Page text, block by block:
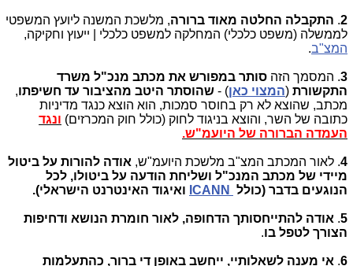
2
. התקבלה החלטה מאוד ברורה, מלשכת המשנה ליועץ המשפטי
לממשלה (משפט כלכלי) המחלקה למשפט כלכלי | ייעוץ וחקיקה,
המצ"ב.
3. המסמך הזה סותר במפורש את מכתב מנכ"ל משרד
התקשורת (המצוי כאן) - שהוסתר היטב מהציבור עד חשיפתו,
מכתב, שהוצא לא רק בחוסר סמכות, הוא הוצא כנגד מדיניות
כתובה של השר, והוצא בניגוד לחוק (כולל חוק המכרזים) ונגד
העמדה הברורה של היועמ"ש.
4. לאור המכתב המצ"ב מלשכת היועמ"ש, אודה להורות על ביטול
מיידי של מכתב המנכ"ל ושליחת הודעה על ביטולו, לכל
הנוגעים בדבר (כולל
ICANN ואיגוד האינטרנט הישראלי).
5
. אודה להתייחסותך הדחופה, לאור חומרת הנושא ודחיפות
הצורך לטפל בו.
6
. אי מענה לשאלותיי, ייחשב באופן די ברור, כהתעלמות